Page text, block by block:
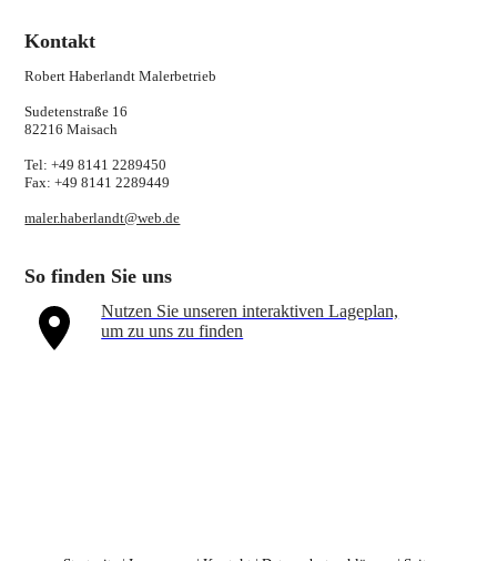
Kontakt
Robert Haberlandt Malerbetrieb
Sudetenstraße 16
82216 Maisach
Tel: +49 8141 2289450
Fax: +49 8141 2289449
maler.haberlandt@web.de
So finden Sie uns
Nutzen Sie unseren interaktiven La­ge­plan,
um zu uns zu finden